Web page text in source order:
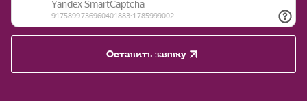
Оставить заявку